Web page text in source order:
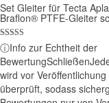
Set Gleiter für Tecta
Braflon® PTFE-Gleiter
Bewertet mit
5.00
von 5
ⓘInfo zur Echtheit der
BewertungSchließen
wird vor
überprüft, sodass